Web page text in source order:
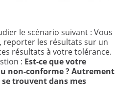
le scénario suivant : Vous
reporter les résultats sur un
résultats à votre tolérance.
: Est-ce que votre
non-conforme ? Autrement
trouvent dans mes